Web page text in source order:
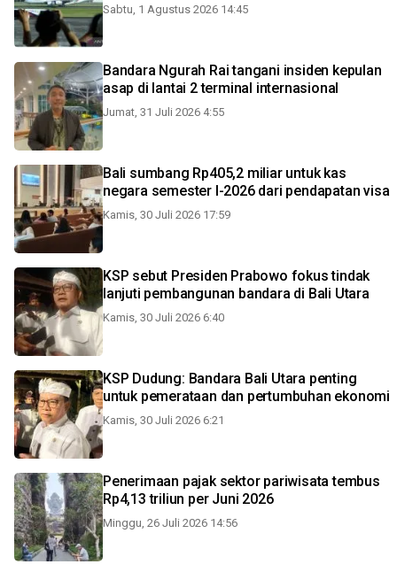
Sabtu, 1 Agustus 2026 14:45
Bandara Ngurah Rai tangani insiden kepulan
asap di lantai 2 terminal internasional
Jumat, 31 Juli 2026 4:55
Bali sumbang Rp405,2 miliar untuk kas
negara semester I-2026 dari pendapatan visa
Kamis, 30 Juli 2026 17:59
KSP sebut Presiden Prabowo fokus tindak
lanjuti pembangunan bandara di Bali Utara
Kamis, 30 Juli 2026 6:40
KSP Dudung: Bandara Bali Utara penting
untuk pemerataan dan pertumbuhan ekonomi
Kamis, 30 Juli 2026 6:21
Penerimaan pajak sektor pariwisata tembus
Rp4,13 triliun per Juni 2026
Minggu, 26 Juli 2026 14:56